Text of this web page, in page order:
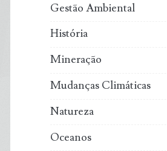
Gestão Ambiental
História
Mineração
Mudanças Climáticas
Natureza
Oceanos